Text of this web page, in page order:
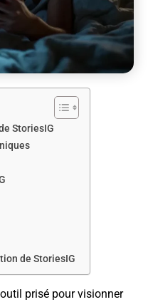
StoriesIG
de StoriesIG
prisé pour visionner